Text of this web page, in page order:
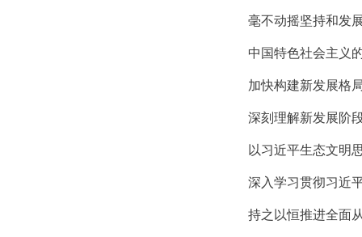
毫不动摇坚持和发
中国特色社会主义
加快构建新发展格
深刻理解新发展阶
以习近平生态文明
深入学习贯彻习近
持之以恒推进全面